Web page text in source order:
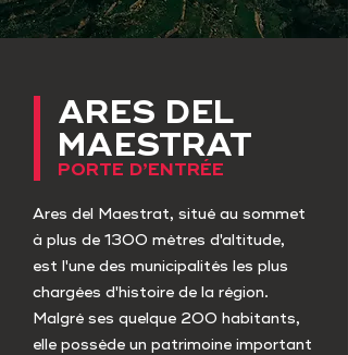
ARES DEL
MAESTRAT
PORTE D’ENTRÉE
Ares del Maestrat, situé au sommet
à plus de 1300 mètres d'altitude,
est l'une des municipalités les plus
chargées d'histoire de la région.
Malgré ses quelque 200 habitants,
elle possède un patrimoine important